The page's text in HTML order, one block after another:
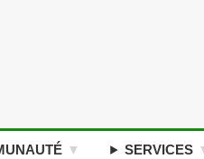
SERVICES